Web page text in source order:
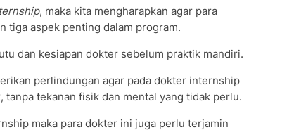
, maka kita mengharapkan agar para
tiga aspek penting dalam program.
dan kesiapan dokter sebelum praktik mandiri.
perlindungan agar pada dokter internship
tanpa tekanan fisik dan mental yang tidak perlu.
maka para dokter ini juga perlu terjamin